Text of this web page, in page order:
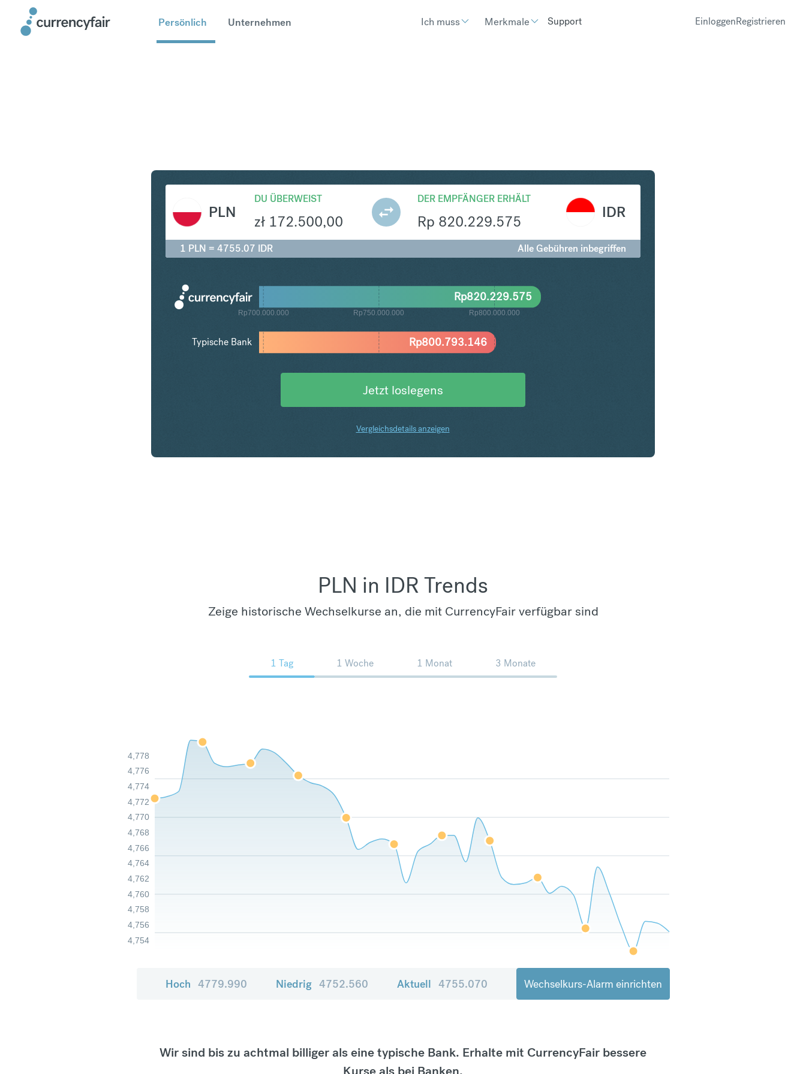
Persönlich Unternehmen Ich muss Merkmale Support EinloggenRegistrieren
PLN
DU ÜBERWEIST
zł 172.500,00
DER EMPFÄNGER ERHÄLT
Rp 820.229.575
IDR
1 PLN = 4755.07 IDR Alle Gebühren inbegriffen
Rp700.000.000 Rp750.000.000 Rp800.000.000
Rp800.793.146
Rp820.229.575
Typische Bank
Jetzt loslegens
Vergleichsdetails anzeigen
PLN in IDR Trends
Zeige historische Wechselkurse an, die mit CurrencyFair verfügbar sind
1 Tag 1 Woche 1 Monat 3 Monate
4,754
4,756
4,758
4,760
4,762
4,764
4,766
4,768
4,770
4,772
4,774
4,776
4,778
Hoch 4779.990 Niedrig 4752.560 Aktuell 4755.070 Wechselkurs-Alarm einrichten
Wir sind bis zu achtmal billiger als eine typische Bank. Erhalte mit CurrencyFair bessere
Kurse als bei Banken.